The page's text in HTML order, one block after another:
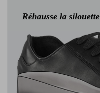
Réhausse la silouette